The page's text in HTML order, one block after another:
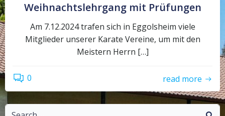
Weihnachtslehrgang mit Prüfungen
Am 7.12.2024 trafen sich in Eggolsheim viele
Mitglieder unserer Karate Vereine, um mit den
Meistern Herrn […]
0 read more
Search